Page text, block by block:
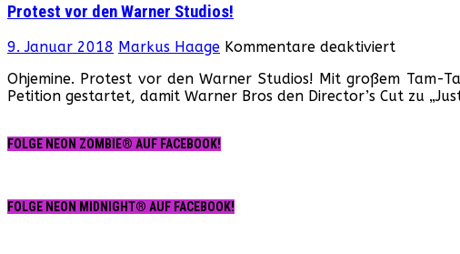
Protest vor den Warner Studios!
9. Januar 2018 Markus Haage Kommentare deaktiviertfür
vor
den
Ohjemine. Protest vor den Warner Studios! Mit großem Tam-
Petition gestartet, damit Warner Bros den Director’s Cut zu
FOLGE NEON ZOMBIE® AUF FACEBOOK!
FOLGE NEON MIDNIGHT® AUF FACEBOOK!